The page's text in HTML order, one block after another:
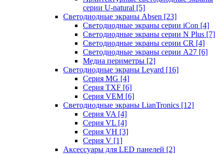
серии U-natural [5]
Светодиодные экраны Absen [23]
Светодиодные экраны серии iCon [4]
Светодиодные экраны серии N Plus [7]
Светодиодные экраны серии CR [4]
Светодиодные экраны серии А27 [6]
Медиа периметры [2]
Светодиодные экраны Leyard [16]
Серия MG [4]
Серия TXF [6]
Серия VEM [6]
Светодиодные экраны LianTronics [12]
Серия VA [4]
Серия VL [4]
Серия VH [3]
Серия V [1]
Аксессуары для LED панелей [2]